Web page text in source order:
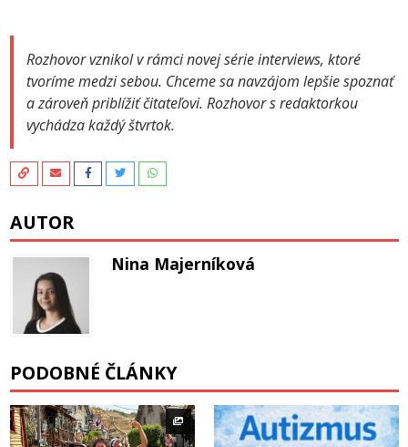
Rozhovor vznikol v rámci novej série interviews, ktoré
tvoríme medzi sebou. Chceme sa navzájom lepšie spoznať
a zároveň priblížiť čitateľovi. Rozhovor s redaktorkou
vychádza každý štvrtok.
AUTOR
Nina Majerníková
PODOBNÉ ČLÁNKY